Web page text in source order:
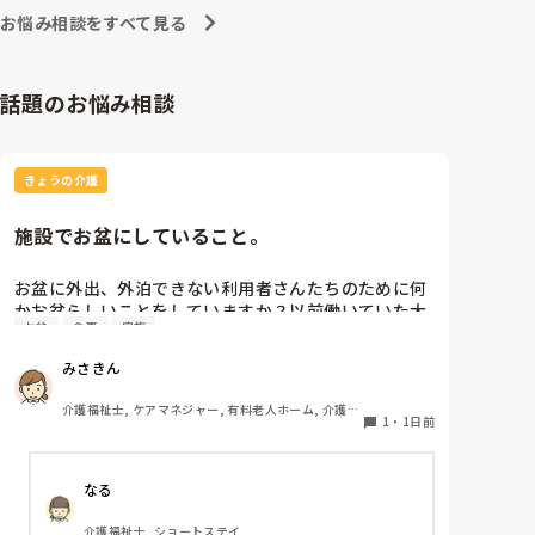
からにしていただきたいですね…💦
お悩み相談をすべて見る
話題のお悩み相談
きょうの介護
施設でお盆にしていること。
お盆に外出、外泊できない利用者さんたちのために何
かお盆らしいことをしていますか？以前働いていた大
きな施設では実際に住職さんを呼びご焼香できるよう
は、食事内容が変わる、家族が面会に来る…などでし
た。お盆まであと少しです。何かしていることがあれ
ばぜひシェアよろしくお願いします。
お盆 食事 家族
みさきん
介護福祉士, ケアマネジャー, 有料老人ホーム, 介護老
1 ・ 1日前
なる
介護福祉士, ショートステイ